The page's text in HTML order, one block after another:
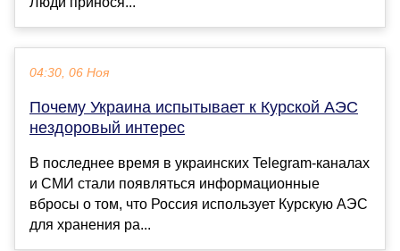
04:30, 06 Ноя
Почему Украина испытывает к Курской АЭС
нездоровый интерес
В последнее время в украинских Telegram-каналах
и СМИ стали появляться информационные
вбросы о том, что Россия использует Курскую АЭС
для хранения ра...